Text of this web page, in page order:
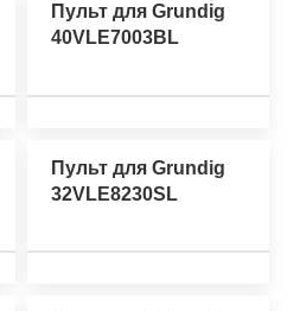
Пульт для Grundig
40VLE7003BL
Пульт для Grundig
32VLE8230SL